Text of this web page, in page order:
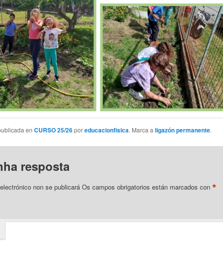
en CURSO 25/26poreducacionfisica. Marca a ligazón permanente.
resposta
non se publicará Os campos obrigatorios están marcados con *